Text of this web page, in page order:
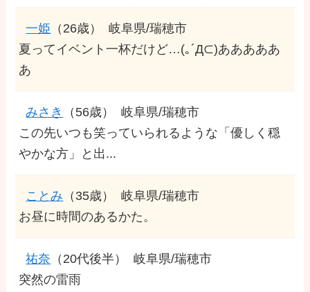
一姫 （26歳）
岐阜県/瑞穂市
夏ってイベント一杯だけど…(｡´Д⊂)あああああ
あ
みさき （56歳）
岐阜県/瑞穂市
この先いつも笑っていられるような「優しく穏
やかな方」と出...
ことみ （35歳）
岐阜県/瑞穂市
お昼に時間のあるかた。
祐奈 （20代後半）
岐阜県/瑞穂市
突然の雷雨